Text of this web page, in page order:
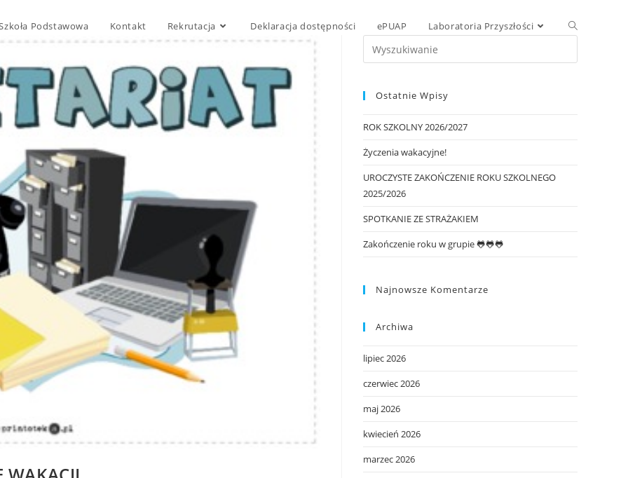
Podstawowa Kontakt Rekrutacja Deklaracja dostępności ePUAP Laboratoria Przyszłości
Ostatnie Wpisy
ROK SZKOLNY 2026/2027
Życzenia wakacyjne!
UROCZYSTE ZAKOŃCZENIE ROKU SZKOLNEGO
2025/2026
SPOTKANIE ZE STRAŻAKIEM
Zakończenie roku w grupie 🐸🐸🐸
Najnowsze Komentarze
Archiwa
lipiec 2026
czerwiec 2026
maj 2026
kwiecień 2026
marzec 2026